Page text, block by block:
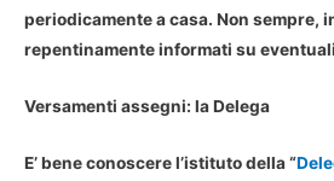
periodicamente a casa. Non sempre,
repentinamente informati su
Versamenti assegni: la Delega
E’ bene conoscere l’istituto della “